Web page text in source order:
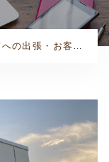
千葉県船橋市への出張・お客様の声